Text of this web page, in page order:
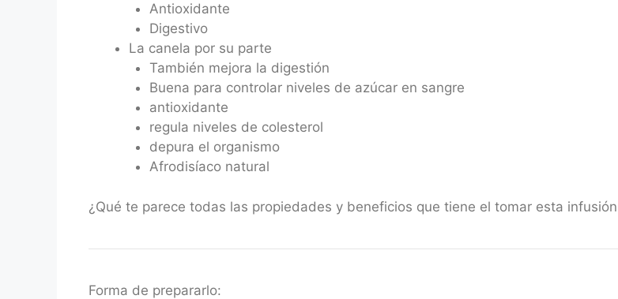
Antioxidante
Digestivo
La canela por su parte
También mejora la digestión
Buena para controlar niveles de azúcar en sangre
antioxidante
regula niveles de colesterol
depura el organismo
Afrodisíaco natural
¿Qué te parece todas las propiedades y beneficios que tiene el tomar esta
Forma de prepararlo: